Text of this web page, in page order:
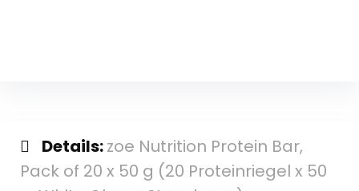
Details:zoe Nutrition Protein Bar,
Pack of 20 x 50 g (20 Proteinriegel x 50